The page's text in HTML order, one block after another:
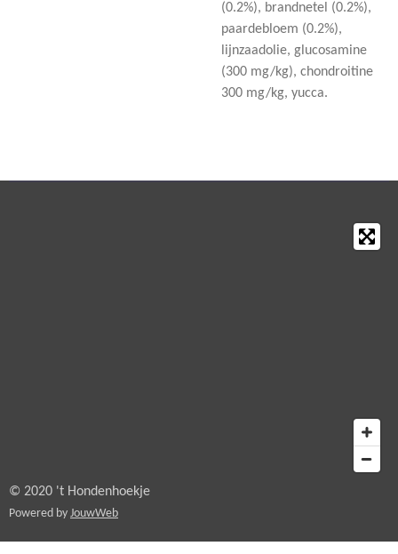
(0.2%), brandnetel (0.2%),
paardebloem (0.2%),
lijnzaadolie, glucosamine
(300 mg/kg), chondroitine
300 mg/kg, yucca.
© 2020 't Hondenhoekje
Powered by JouwWeb